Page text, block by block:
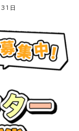
日